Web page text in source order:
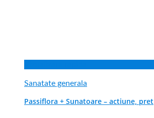
Sanatate generala
Passiflora + Sunatoare – actiune, pret